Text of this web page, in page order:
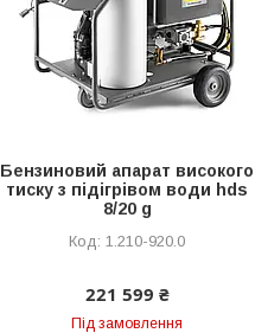
Бензиновий апарат високого
тиску з підігрівом води hds
8/20 g
1.210-920.0
221 599 ₴
Під замовлення